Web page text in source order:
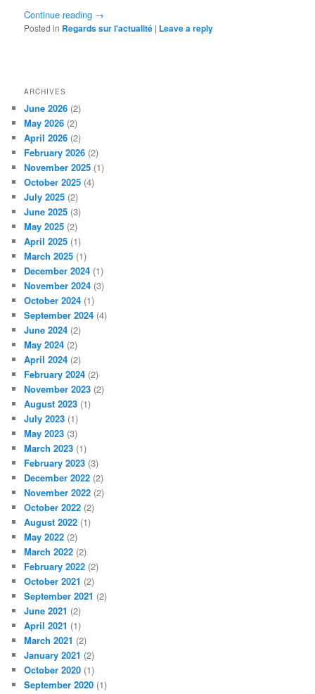
Continue reading →
Posted in Regards sur l'actualité | Leave a reply
ARCHIVES
June 2026 (2)
May 2026 (2)
April 2026 (2)
February 2026 (2)
November 2025 (1)
October 2025 (4)
July 2025 (2)
June 2025 (3)
May 2025 (2)
April 2025 (1)
March 2025 (1)
December 2024 (1)
November 2024 (3)
October 2024 (1)
September 2024 (4)
June 2024 (2)
May 2024 (2)
April 2024 (2)
February 2024 (2)
November 2023 (2)
August 2023 (1)
July 2023 (1)
May 2023 (3)
March 2023 (1)
February 2023 (3)
December 2022 (2)
November 2022 (2)
October 2022 (2)
August 2022 (1)
May 2022 (2)
March 2022 (2)
February 2022 (2)
October 2021 (2)
September 2021 (2)
June 2021 (2)
April 2021 (1)
March 2021 (2)
January 2021 (2)
October 2020 (1)
September 2020 (1)